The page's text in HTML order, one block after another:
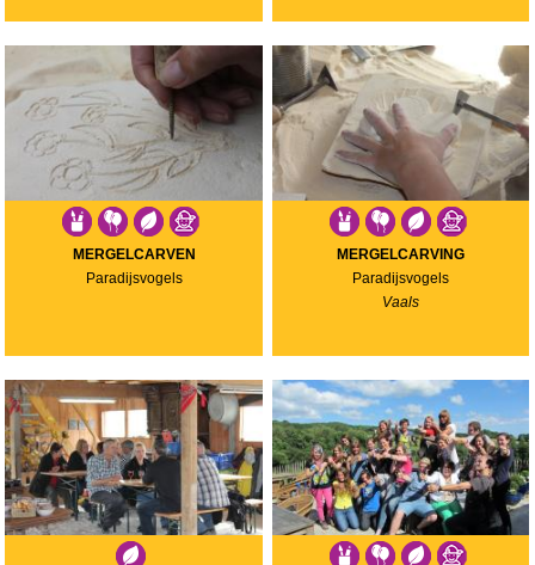
MERGELCARVEN
Paradijsvogels
MERGELCARVING
Paradijsvogels
Vaals